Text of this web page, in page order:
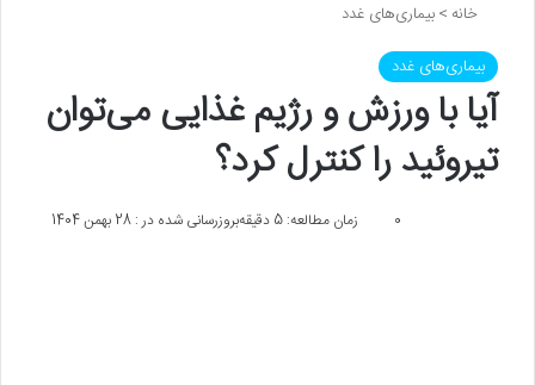
خانه >بیماری‌های غدد
بیماری‌های غدد
آیا با ورزش‌ و رژیم‌ غذایی می‌توان
تیروئید را کنترل کرد؟
بروزرسانی شده در : 28 بهمن 1404 0 زمان مطالعه: 5 دقیقه